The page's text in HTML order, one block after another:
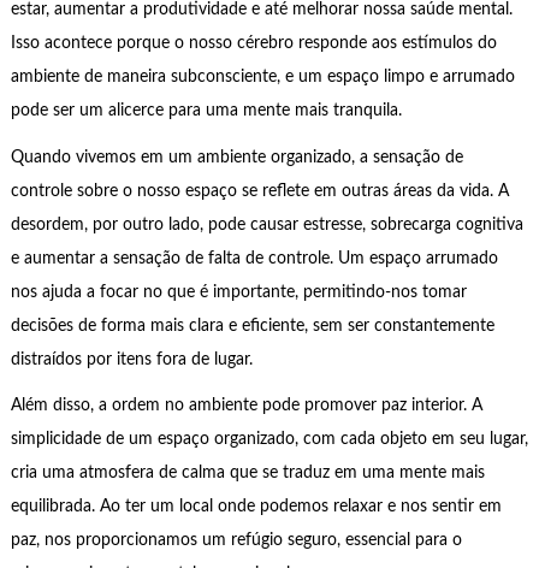
estar, aumentar a produtividade e até melhorar nossa saúde mental.
Isso acontece porque o nosso cérebro responde aos estímulos do
ambiente de maneira subconsciente, e um espaço limpo e arrumado
pode ser um alicerce para uma mente mais tranquila.
Quando vivemos em um ambiente organizado, a sensação de
controle sobre o nosso espaço se reflete em outras áreas da vida. A
desordem, por outro lado, pode causar estresse, sobrecarga cognitiva
e aumentar a sensação de falta de controle. Um espaço arrumado
nos ajuda a focar no que é importante, permitindo-nos tomar
decisões de forma mais clara e eficiente, sem ser constantemente
distraídos por itens fora de lugar.
Além disso, a ordem no ambiente pode promover paz interior. A
simplicidade de um espaço organizado, com cada objeto em seu lugar,
cria uma atmosfera de calma que se traduz em uma mente mais
equilibrada. Ao ter um local onde podemos relaxar e nos sentir em
paz, nos proporcionamos um refúgio seguro, essencial para o